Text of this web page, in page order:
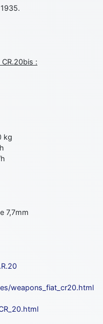
:
kg
7,7mm
weapons_fiat_cr20.html